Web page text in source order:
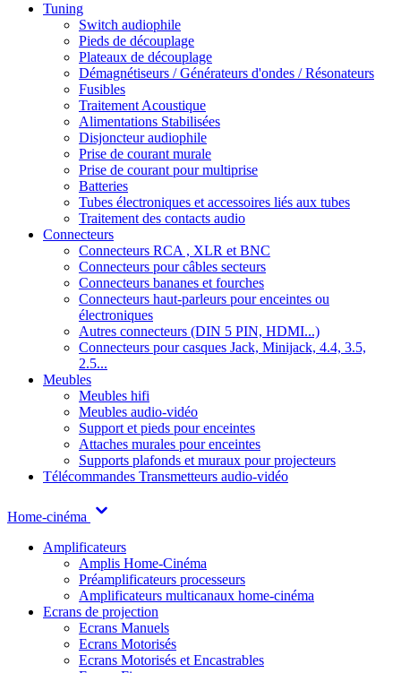
Tuning
Switch audiophile
Pieds de découplage
Plateaux de découplage
Démagnétiseurs / Générateurs d'ondes / Résonateurs
Fusibles
Traitement Acoustique
Alimentations Stabilisées
Disjoncteur audiophile
Prise de courant murale
Prise de courant pour multiprise
Batteries
Tubes électroniques et accessoires liés aux tubes
Traitement des contacts audio
Connecteurs
Connecteurs RCA , XLR et BNC
Connecteurs pour câbles secteurs
Connecteurs bananes et fourches
Connecteurs haut-parleurs pour enceintes ou
électroniques
Autres connecteurs (DIN 5 PIN, HDMI...)
Connecteurs pour casques Jack, Minijack, 4.4, 3.5,
2.5...
Meubles
Meubles hifi
Meubles audio-vidéo
Support et pieds pour enceintes
Attaches murales pour enceintes
Supports plafonds et muraux pour projecteurs
Télécommandes Transmetteurs audio-vidéo
Home-cinéma
Amplificateurs
Amplis Home-Cinéma
Préamplificateurs processeurs
Amplificateurs multicanaux home-cinéma
Ecrans de projection
Ecrans Manuels
Ecrans Motorisés
Ecrans Motorisés et Encastrables